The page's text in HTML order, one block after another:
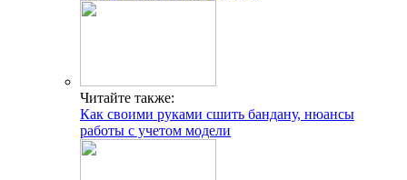
Читайте также:
Как своими руками сшить бандану, нюансы
работы с учетом модели